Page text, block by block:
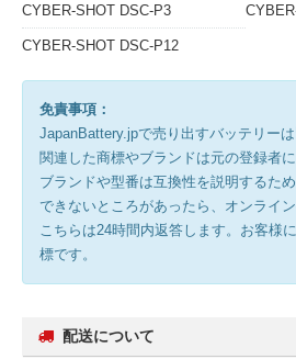
CYBER-SHOT DSC-P3
CYBER-SHOT DSC-P12
免責事項：
JapanBattery.jpで売り出すバッテリーは
関連した商標やブランドは元の登録者
ブランドや型番は互換性を説明するた
できないところがあったら、オンライ
こちらは24時間内返答します。お客様
標です。
配送について